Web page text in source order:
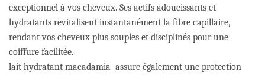
exceptionnel à vos cheveux. Ses actifs adoucissants et
hydratants revitalisent instantanément la fibre capillaire,
rendant vos cheveux plus souples et disciplinés pour une
coiffure facilitée.
lait hydratant macadamia assure également une protection